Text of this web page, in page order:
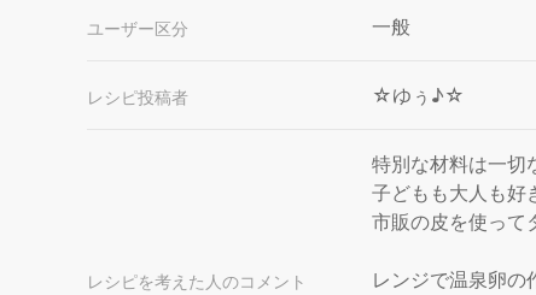
ユーザー区分 一般
レシピ投稿者 ☆ゆぅ♪☆
レシピを考えた人のコメント
特別な材料は一切
子どもも大人も好
市販の皮を使っ
レンジで温泉卵の